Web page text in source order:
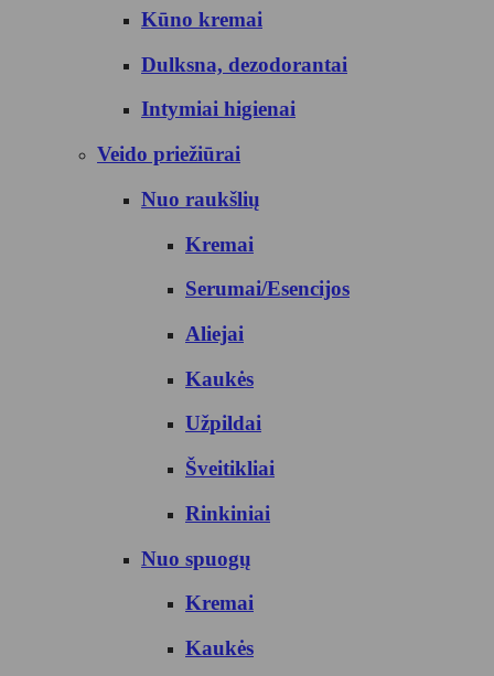
Kūno kremai
Dulksna, dezodorantai
Intymiai higienai
Veido priežiūrai
Nuo raukšlių
Kremai
Serumai/Esencijos
Aliejai
Kaukės
Užpildai
Šveitikliai
Rinkiniai
Nuo spuogų
Kremai
Kaukės